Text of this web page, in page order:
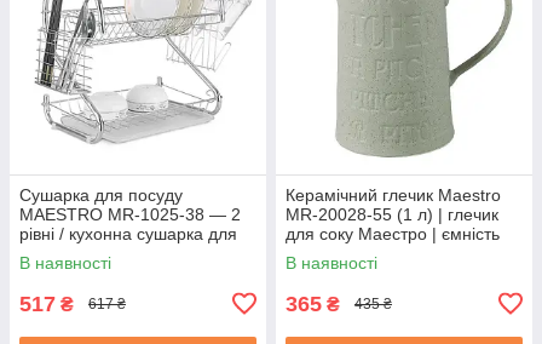
Сушарка для посуду
MAESTRO MR-1025-38 — 2
рівні / кухонна сушарка для
посуду Маестро
В наявності
517 ₴ 617 ₴
Керамічний глечик Maestro
MR-20028-55 (1 л) | глечик
для соку Маестро | ємність
для води Маестро
В наявності
365 ₴ 435 ₴